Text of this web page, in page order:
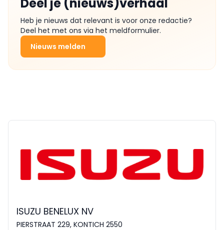
Heb je nieuws dat relevant is voor onze redactie?
Deel het met ons via het meldformulier.
Nieuws melden
ISUZU BENELUX NV
PIERSTRAAT 229, KONTICH 2550